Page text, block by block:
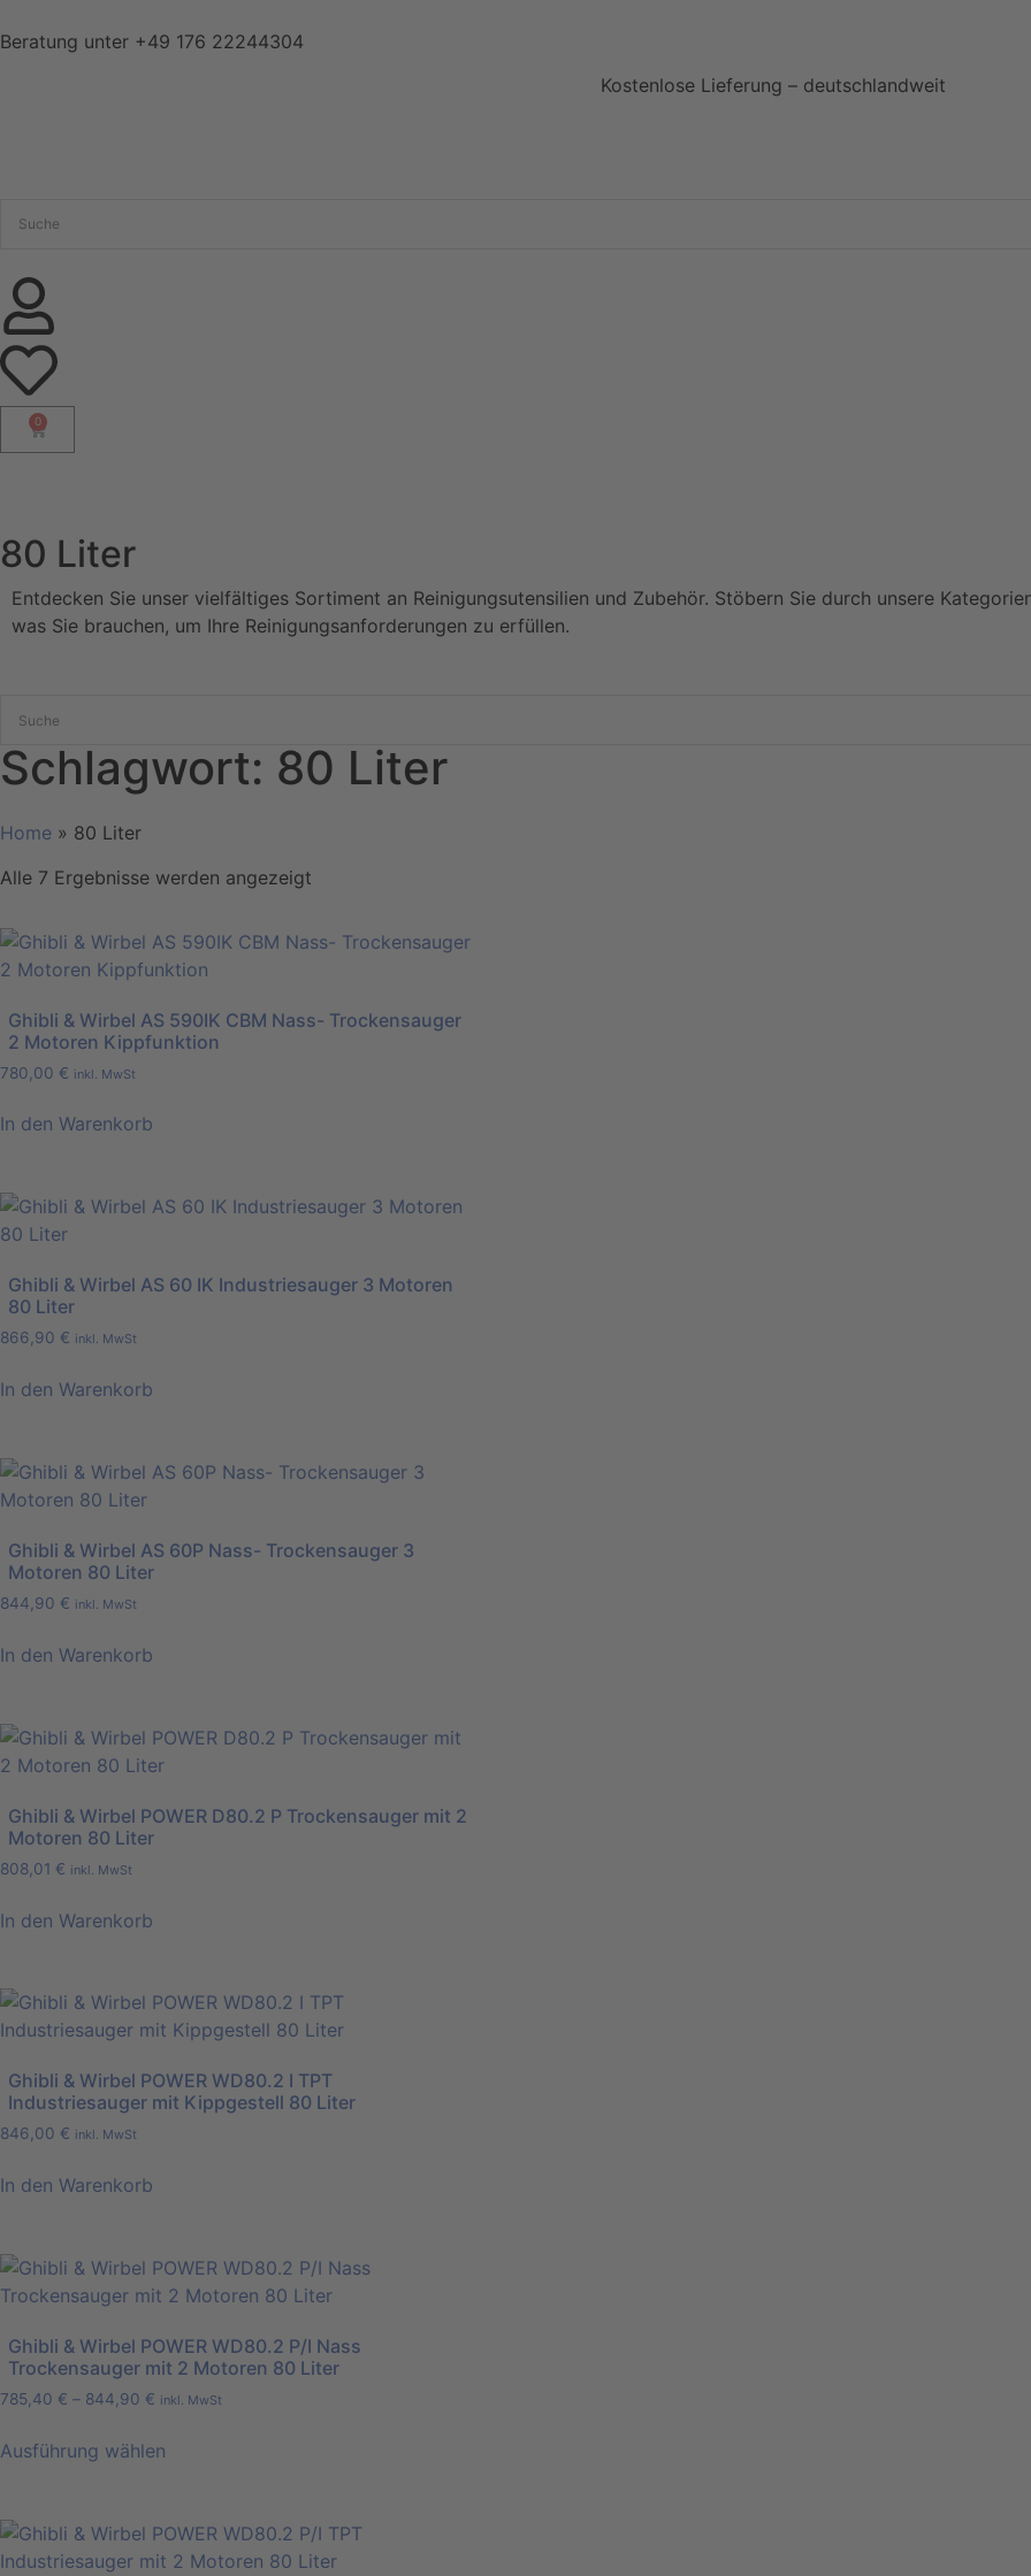
Beratung unter +49 176 22244304
Kostenlose Lieferung – deutschlandweit
0
80 Liter
Entdecken Sie unser vielfältiges Sortiment an Reinigungsutensilien und Zubehör. Stöbern Sie durch unsere
was Sie brauchen, um Ihre Reinigungsanforderungen zu erfüllen.
Schlagwort: 80 Liter
Home » 80 Liter
Alle 7 Ergebnisse werden angezeigt
Ghibli & Wirbel AS 590IK CBM Nass- Trockensauger
2 Motoren Kippfunktion
780,00 € inkl. MwSt
In den Warenkorb
Ghibli & Wirbel AS 60 IK Industriesauger 3 Motoren
80 Liter
866,90 € inkl. MwSt
In den Warenkorb
Ghibli & Wirbel AS 60P Nass- Trockensauger 3
Motoren 80 Liter
844,90 € inkl. MwSt
In den Warenkorb
Ghibli & Wirbel POWER D80.2 P Trockensauger mit 2
Motoren 80 Liter
808,01 € inkl. MwSt
In den Warenkorb
Ghibli & Wirbel POWER WD80.2 I TPT
Industriesauger mit Kippgestell 80 Liter
846,00 € inkl. MwSt
In den Warenkorb
Ghibli & Wirbel POWER WD80.2 P/I Nass
Trockensauger mit 2 Motoren 80 Liter
785,40 € – 844,90 € inkl. MwSt
Ausführung wählen